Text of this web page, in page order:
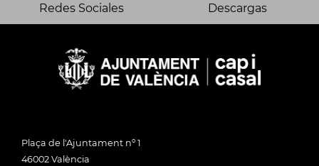
Redes Sociales Descargas
Plaça de l'Ajuntament nº 1
46002 València